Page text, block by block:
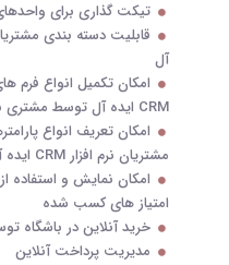
تیکت گذاری برای
آل
امکان تکمیل انواع فرم
CRM ایده آل توسط مشتری به همراه گردش در سازمان
امکان تعریف انواع
مشتریان نرم افزار CRM ایده آل
امکان نمایش و استفاده
امتیاز های کسب شده
خرید آنلاین در باشگاه
مدیریت پرداخت آنلاین